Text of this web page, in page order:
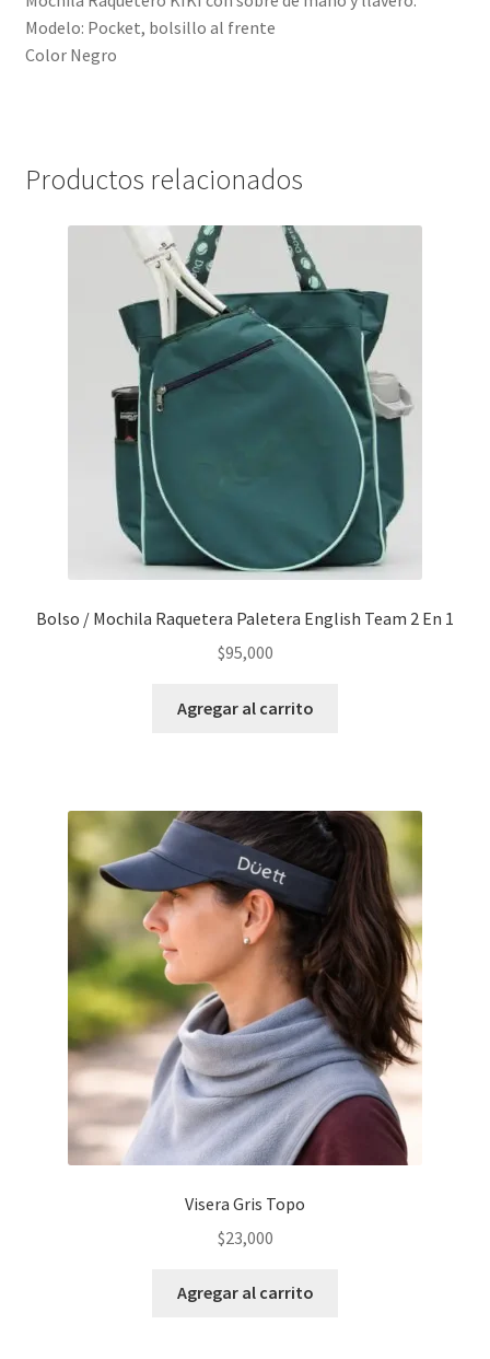
Modelo: Pocket, bolsillo al frente
Color Negro
Productos relacionados
Bolso / Mochila Raquetera Paletera English Team 2 En 1
$95,000
Agregar al carrito
Visera Gris Topo
$23,000
Agregar al carrito